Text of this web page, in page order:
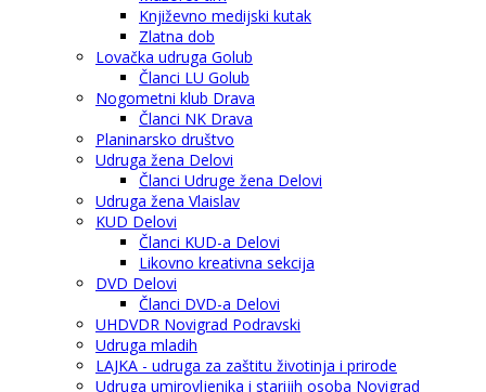
Književno medijski kutak
Zlatna dob
Lovačka udruga Golub
Članci LU Golub
Nogometni klub Drava
Članci NK Drava
Planinarsko društvo
Udruga žena Delovi
Članci Udruge žena Delovi
Udruga žena Vlaislav
KUD Delovi
Članci KUD-a Delovi
Likovno kreativna sekcija
DVD Delovi
Članci DVD-a Delovi
UHDVDR Novigrad Podravski
Udruga mladih
LAJKA - udruga za zaštitu životinja i prirode
Udruga umirovljenika i starijih osoba Novigrad